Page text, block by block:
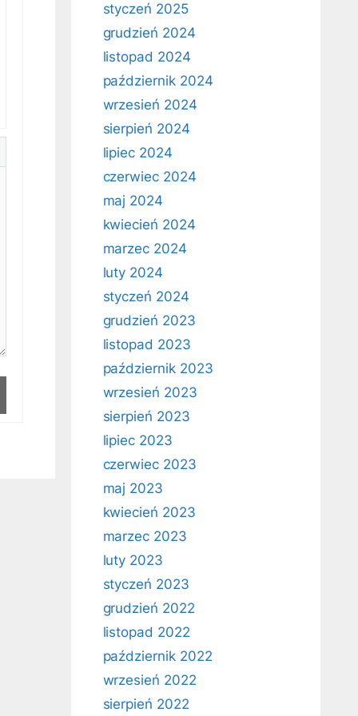
styczeń 2025
grudzień 2024
listopad 2024
październik 2024
wrzesień 2024
sierpień 2024
lipiec 2024
czerwiec 2024
maj 2024
kwiecień 2024
marzec 2024
luty 2024
styczeń 2024
grudzień 2023
listopad 2023
październik 2023
wrzesień 2023
sierpień 2023
lipiec 2023
czerwiec 2023
maj 2023
kwiecień 2023
marzec 2023
luty 2023
styczeń 2023
grudzień 2022
listopad 2022
październik 2022
wrzesień 2022
sierpień 2022